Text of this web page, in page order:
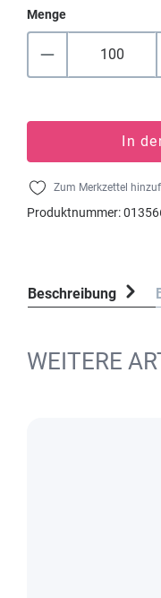
Menge
In
Zum Merkzettel
Produktnummer:
Beschreibung
WEITERE